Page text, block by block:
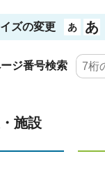
ズの変更
ジ番号検索
施設